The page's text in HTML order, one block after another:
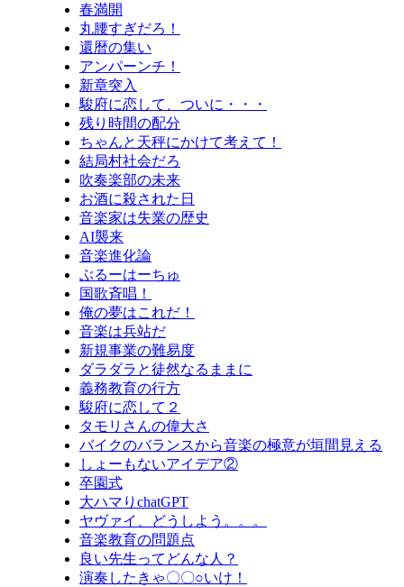
春満開
丸腰すぎだろ！
還暦の集い
アンパーンチ！
新章突入
駿府に恋して、ついに・・・
残り時間の配分
ちゃんと天秤にかけて考えて！
結局村社会だろ
吹奏楽部の未来
お酒に殺された日
音楽家は失業の歴史
AI襲来
音楽進化論
ぶるーはーちゅ
国歌斉唱！
俺の夢はこれだ！
音楽は兵站だ
新規事業の難易度
ダラダラと徒然なるままに
義務教育の行方
駿府に恋して２
タモリさんの偉大さ
バイクのバランスから音楽の極意が垣間見える
しょーもないアイデア②
卒園式
大ハマりchatGPT
ヤヴァイ、どうしよう。。。
音楽教育の問題点
良い先生ってどんな人？
演奏したきゃ〇〇○いけ！